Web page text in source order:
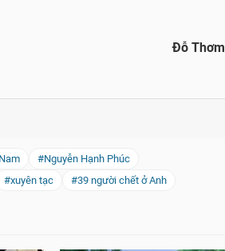
Đỗ Thơm
#Nguyễn Hạnh Phúc
#xuyên tạc #39 người chết ở Anh